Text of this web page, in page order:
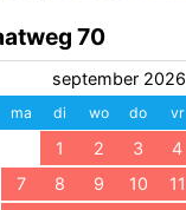
70
september 2026
ma di wo do vr
1 2 3 4
7 8 9 10 11